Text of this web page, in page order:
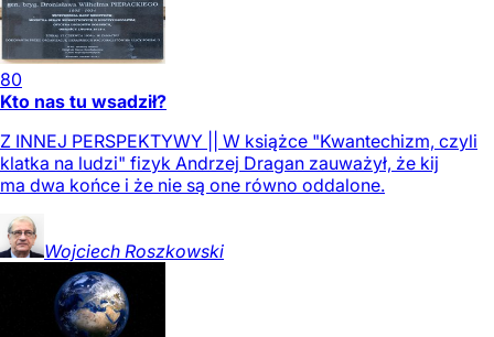
80
Kto nas tu wsadził?
Z INNEJ PERSPEKTYWY || W książce "Kwantechizm, czyli
klatka na ludzi" fizyk Andrzej Dragan zauważył, że kij
ma dwa końce i że nie są one równo oddalone.
Wojciech Roszkowski